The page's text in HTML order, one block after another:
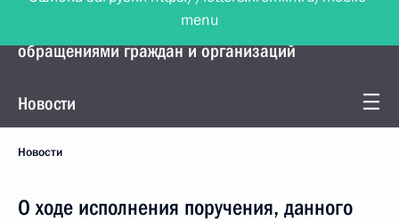
Управление Президента по работе с
обращениями граждан и организаций
Новости
Новости
О ходе исполнения поручения, данного
menu